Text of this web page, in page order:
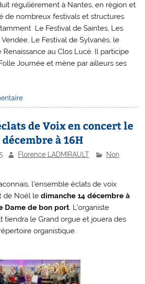
régulièrement à Nantes, en région et
de nombreux festivals et structures
Le Festival de Saintes, Les
Le Festival de Sylvanès, le
Renaissance au Clos Lucé. Il participe
Journée et mène par ailleurs ses
de Voix en concert le
à 16H
Florence LADMIRAULT
Non
l’ensemble éclats de voix
de Noël ledimanche 14 décembre à
Dame de bon port. L’organiste
tiendra le Grand orgue et jouera des
organistique.